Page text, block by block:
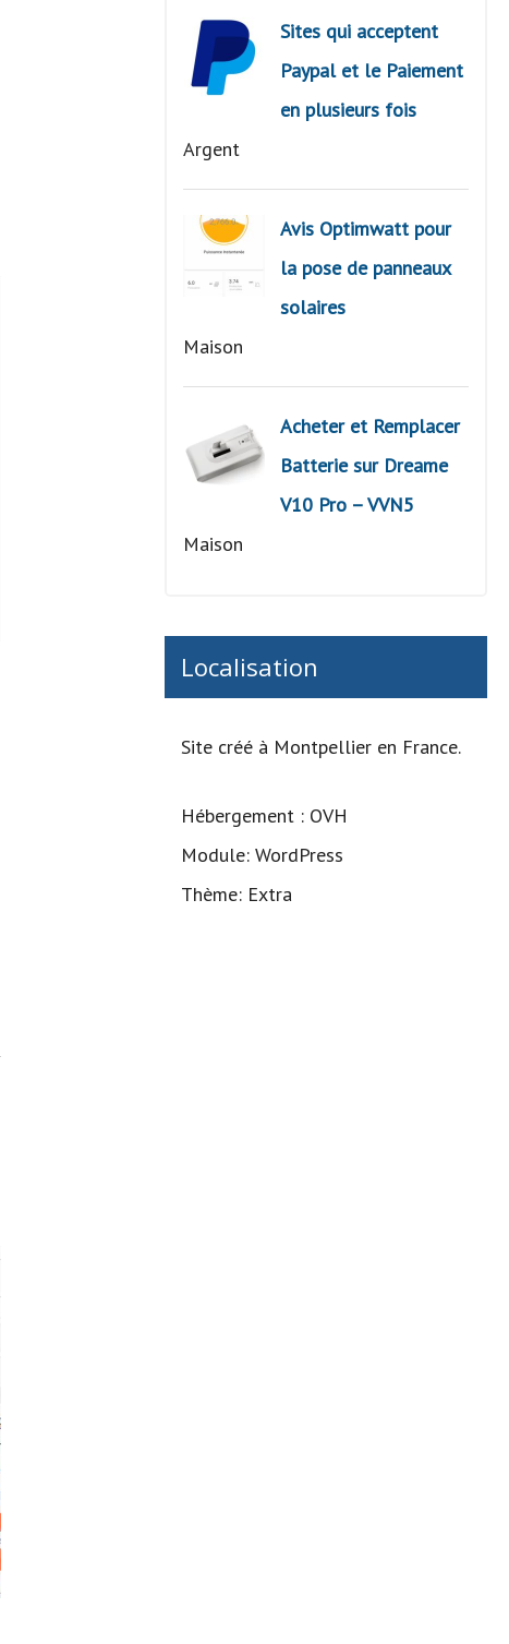
Sites qui acceptent
Paypal et le Paiement
en plusieurs fois
Argent
Avis Optimwatt pour
la pose de panneaux
solaires
Maison
Acheter et Remplacer
Batterie sur Dreame
V10 Pro – VVN5
Maison
Localisation
Site créé à Montpellier en France.
Hébergement : OVH
Module: WordPress
Thème: Extra